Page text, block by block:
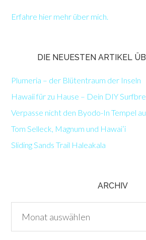
Erfahre hier mehr über mich.
DIE NEUESTEN ARTIKEL
Plumeria – der Blütentraum der Inseln
Hawaii für zu Hause – Dein DIY
Verpasse nicht den Byodo-In Tempel
Tom Selleck, Magnum und Hawai’i
Sliding Sands Trail Haleakala
ARCHIV